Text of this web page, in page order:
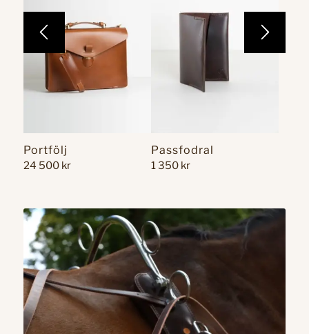
Weekend-bag
24 500 kr
Läderväska 3-in-1
17 000kr